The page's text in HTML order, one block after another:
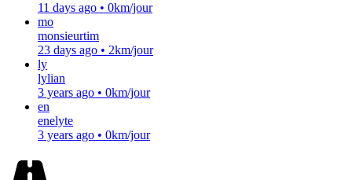
11 days ago • 0km/jour
mo
monsieurtim
23 days ago • 2km/jour
ly
lylian
3 years ago • 0km/jour
en
enelyte
3 years ago • 0km/jour